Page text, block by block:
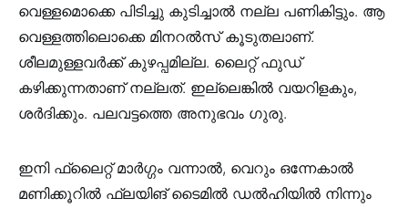
വെള്ളമൊക്കെ പിടിച്ചു കുടിച്ചാൽ നല്ല പണികിട്ടും. ആ
വെള്ളത്തിലൊക്കെ മിനറൽസ് കൂടുതലാണ്.
ശീലമുള്ളവർക്ക് കുഴപ്പമില്ല. ലൈറ്റ് ഫുഡ്
കഴിക്കുന്നതാണ് നല്ലത്. ഇല്ലെങ്കിൽ വയറിളകും,
ശർദിക്കും. പലവട്ടത്തെ അനുഭവം ഗുരു.
ഇനി ഫ്ലൈറ്റ് മാർഗ്ഗം വന്നാൽ, വെറും ഒന്നേകാൽ
മണിക്കൂറിൽ ഫ്ലയിങ് ടൈമിൽ ഡൽഹിയിൽ നിന്നും